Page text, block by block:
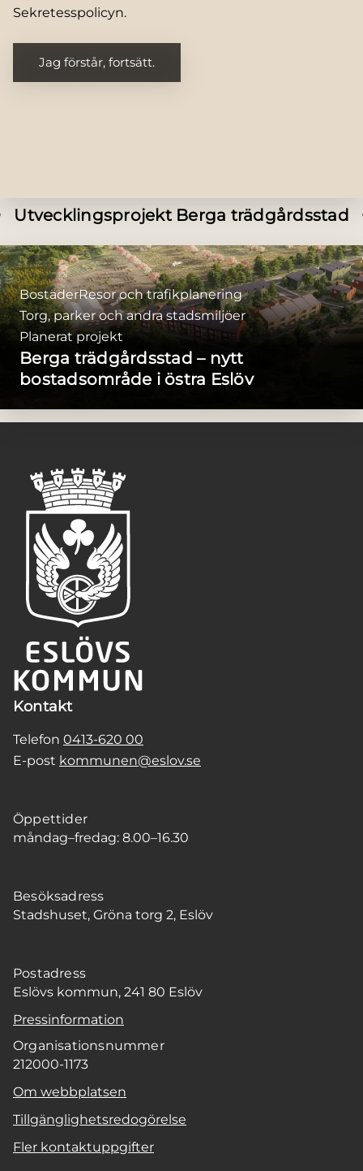
Sekretesspolicyn.
Jag förstår, fortsätt.
Utvecklingsprojekt Berga trädgårdsstad
BostäderResor och trafikplanering
Torg, parker och andra stadsmiljöer
Planerat projekt
Berga trädgårdsstad – nytt
bostadsområde i östra Eslöv
Kontakt
Telefon 0413-620 00
E-post kommunen@eslov.se
Öppettider
måndag–fredag: 8.00–16.30
Besöksadress
Stadshuset, Gröna torg 2, Eslöv
Postadress
Eslövs kommun, 241 80 Eslöv
Pressinformation
Organisationsnummer
212000-1173
Om webbplatsen
Tillgänglighetsredogörelse
Fler kontaktuppgifter